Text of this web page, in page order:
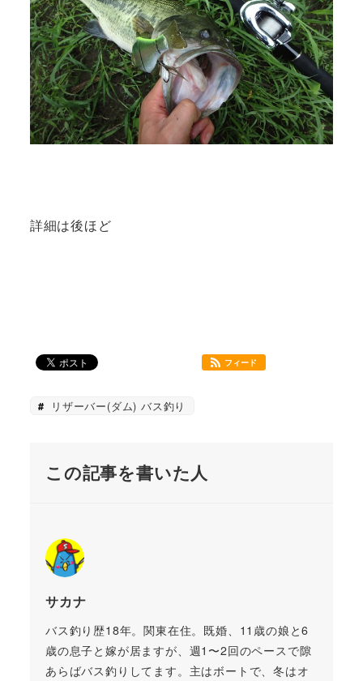
詳細は後ほど
フィード
リザーバー(ダム) バス釣り
この記事を書いた人
サカナ
バス釣り歴18年。関東在住。既婚、11歳の娘と6
歳の息子と嫁が居ますが、週1〜2回のペースで隙
あらばバス釣りしてます。主はボートで、冬はオ